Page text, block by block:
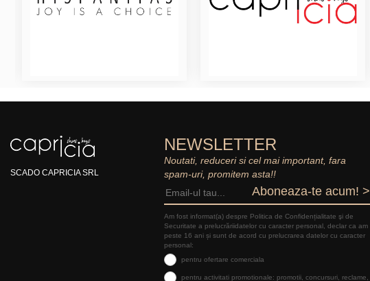
SCADO CAPRICIA SRL
NEWSLETTER
Noutati, reduceri si cel mai important, fara
spam-uri, promitem asta!!
Aboneaza-te acum! >
Am fost informat(a) despre Politica de Confidențialitate şi de
Securitate a prelucrăriidatelor cu caracter personal, declar ca am
peste 16 ani și sunt de acord cu prelucrarea datelor cu caracter
personal:
pentru ofertare comerciala
pentru activitati promotionale: promotii, concursuri, reclame,